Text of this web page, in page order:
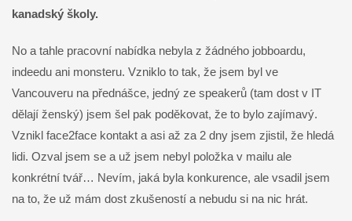
kanadský školy.
No a tahle pracovní nabídka nebyla z žádného jobboardu,
indeedu ani monsteru. Vzniklo to tak, že jsem byl ve
Vancouveru na přednášce, jedný ze speakerů (tam dost v IT
dělají ženský) jsem šel pak poděkovat, že to bylo zajímavý.
Vznikl face2face kontakt a asi až za 2 dny jsem zjistil, že hledá
lidi. Ozval jsem se a už jsem nebyl položka v mailu ale
konkrétní tvář… Nevím, jaká byla konkurence, ale vsadil jsem
na to, že už mám dost zkušeností a nebudu si na nic hrát.